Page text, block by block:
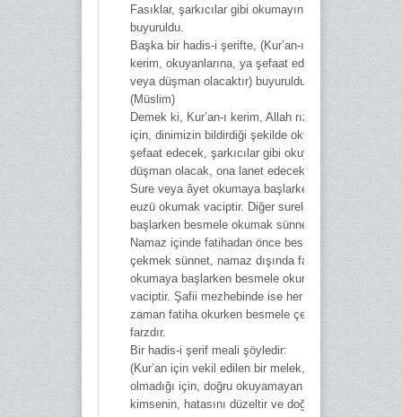
Fasıklar, şarkıcılar gibi okumayın!)
buyuruldu.
Başka bir hadis-i şerifte, (Kur’an-ı
kerim, okuyanlarına, ya şefaat edecek
veya düşman olacaktır) buyuruldu.
(Müslim)
Demek ki, Kur’an-ı kerim, Allah rızası
için, dinimizin bildirdiği şekilde okuyana
şefaat edecek, şarkıcılar gibi okuyana
düşman olacak, ona lanet edecektir.
Sure veya âyet okumaya başlarken
euzü okumak vaciptir. Diğer surelere
başlarken besmele okumak sünnettir.
Namaz içinde fatihadan önce besmele
çekmek sünnet, namaz dışında fatiha
okumaya başlarken besmele okumak
vaciptir. Şafii mezhebinde ise her
zaman fatiha okurken besmele çekmek
farzdır.
Bir hadis-i şerif meali şöyledir:
(Kur’an için vekil edilen bir melek, Arap
olmadığı için, doğru okuyamayan
kimsenin, hatasını düzeltir ve doğru